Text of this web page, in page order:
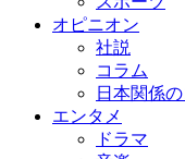
オピニオン
社説
コラム
日本関係
エンタメ
ドラマ